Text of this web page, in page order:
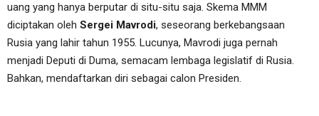
uang yang hanya berputar di situ-situ saja. Skema MMM
diciptakan oleh Sergei Mavrodi, seseorang berkebangsaan
Rusia yang lahir tahun 1955. Lucunya, Mavrodi juga pernah
menjadi Deputi di Duma, semacam lembaga legislatif di Rusia.
Bahkan, mendaftarkan diri sebagai calon Presiden.